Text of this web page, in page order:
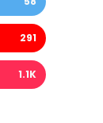
291
1.1K